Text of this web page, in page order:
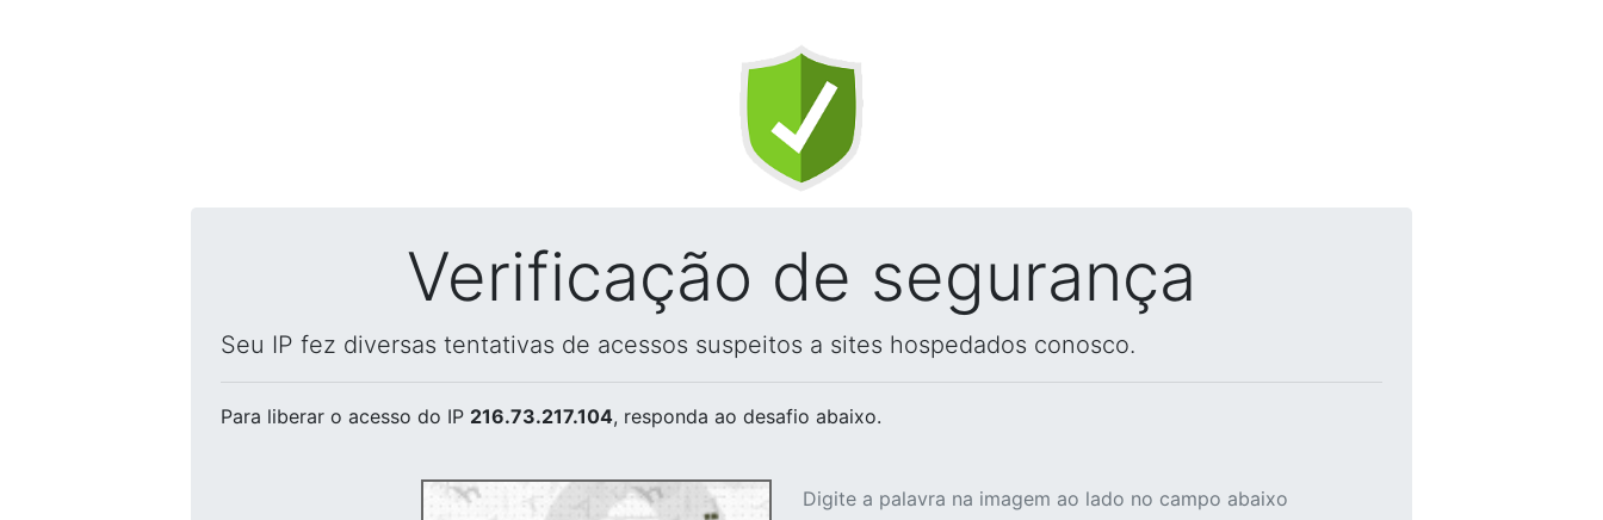
Verificação de segurança
Seu IP fez diversas tentativas de acessos suspeitos a sites hospedados conosco.
Para liberar o acesso do IP 216.73.217.104, responda ao desafio abaixo.
Digite a palavra na imagem ao lado no campo abaixo